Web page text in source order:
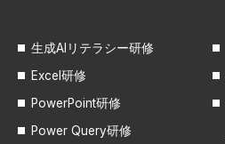
生成AIリテラシー研修
Excel研修
PowerPoint研修
Power Query研修